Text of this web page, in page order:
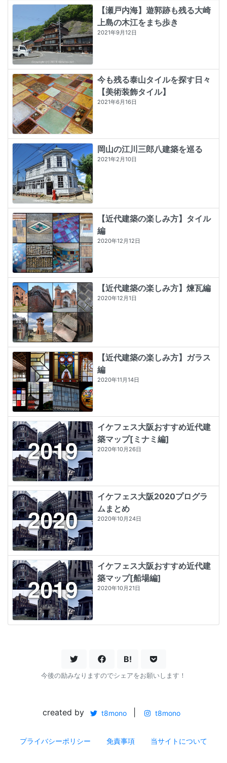
【瀬戸内海】遊郭跡も残る大崎
上島の木江をまち歩き
2021年9月12日
今も残る泰山タイルを探す日々
【美術装飾タイル】
2021年6月16日
岡山の江川三郎八建築を巡る
2021年2月10日
【近代建築の楽しみ方】タイル
編
2020年12月12日
【近代建築の楽しみ方】煉瓦編
2020年12月1日
【近代建築の楽しみ方】ガラス
編
2020年11月14日
イケフェス大阪おすすめ近代建
築マップ[ミナミ編]
2020年10月26日
イケフェス大阪2020プログラ
ムまとめ
2020年10月24日
イケフェス大阪おすすめ近代建
築マップ[船場編]
2020年10月21日
B!
今後の励みなりますのでシェアをお願いします！
created by t8mono t8mono
プライバシーポリシー 免責事項 当サイトについて